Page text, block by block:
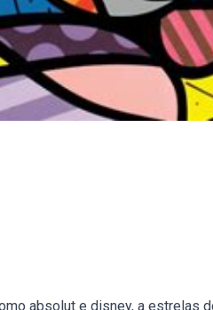
absolut e disney, a estrelas